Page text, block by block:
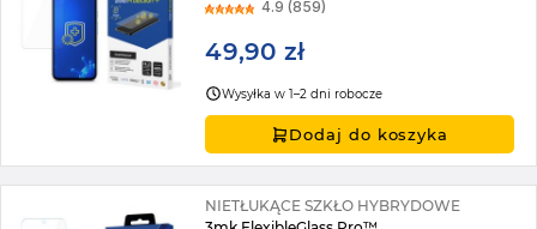
4.9 (859)
49,90 zł
Wysyłka w 1–2 dni robocze
Dodaj do koszyka
NIETŁUKĄCE SZKŁO HYBRYDOWE